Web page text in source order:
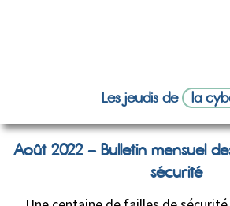
Les jeudis de la
Août 2022 – Bulletin mensuel
sécurité